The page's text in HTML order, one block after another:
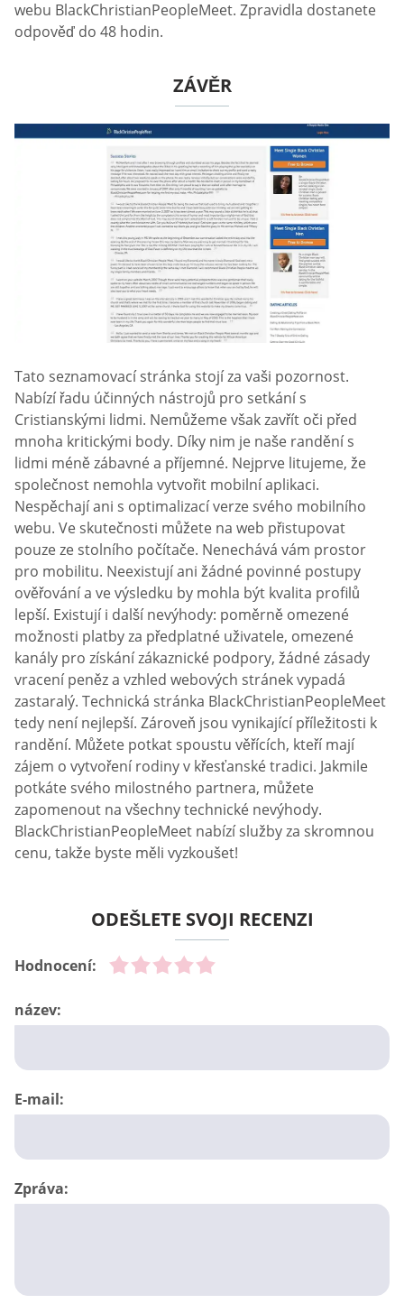
webu BlackChristianPeopleMeet. Zpravidla dostanete
odpověď do 48 hodin.
ZÁVĚR
Tato seznamovací stránka stojí za vaši pozornost.
Nabízí řadu účinných nástrojů pro setkání s
Cristianskými lidmi. Nemůžeme však zavřít oči před
mnoha kritickými body. Díky nim je naše randění s
lidmi méně zábavné a příjemné. Nejprve litujeme, že
společnost nemohla vytvořit mobilní aplikaci.
Nespěchají ani s optimalizací verze svého mobilního
webu. Ve skutečnosti můžete na web přistupovat
pouze ze stolního počítače. Nenechává vám prostor
pro mobilitu. Neexistují ani žádné povinné postupy
ověřování a ve výsledku by mohla být kvalita profilů
lepší. Existují i další nevýhody: poměrně omezené
možnosti platby za předplatné uživatele, omezené
kanály pro získání zákaznické podpory, žádné zásady
vracení peněz a vzhled webových stránek vypadá
zastaralý. Technická stránka BlackChristianPeopleMeet
tedy není nejlepší. Zároveň jsou vynikající příležitosti k
randění. Můžete potkat spoustu věřících, kteří mají
zájem o vytvoření rodiny v křesťanské tradici. Jakmile
potkáte svého milostného partnera, můžete
zapomenout na všechny technické nevýhody.
BlackChristianPeopleMeet nabízí služby za skromnou
cenu, takže byste měli vyzkoušet!
ODEŠLETE SVOJI RECENZI
Hodnocení:
název:
E-mail:
Zpráva: